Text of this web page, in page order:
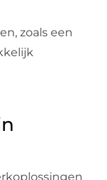
zoals een